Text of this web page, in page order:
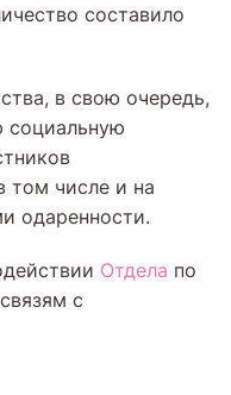
составило
в свою очередь,
социальную
том числе и на
одаренности.
Отдела по
с